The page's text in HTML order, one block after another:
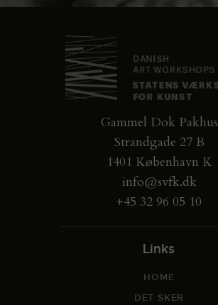
Gammel Dok Pakhus
Strandgade 27 B
1401 København K
info@svfk.dk
+45 32 96 05 10
Links
HOME
DET SKER